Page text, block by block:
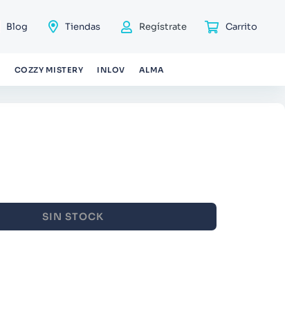
Blog Tiendas Regístrate
COZZY MISTERY INLOV ALMA
SIN STOCK